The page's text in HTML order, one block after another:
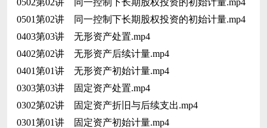
0501第02讲 同一控制下长期股权投资的初始计量.mp4
0403第03讲 无形资产处置.mp4
0402第02讲 无形资产后续计量.mp4
0401第01讲 无形资产初始计量.mp4
0303第03讲 固定资产处置.mp4
0302第02讲 固定资产折旧与后续支出.mp4
0301第01讲 固定资产初始计量.mp4